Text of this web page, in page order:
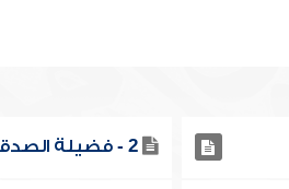
2 - فضيلة الصدقة